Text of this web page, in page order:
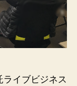
イブビジネス